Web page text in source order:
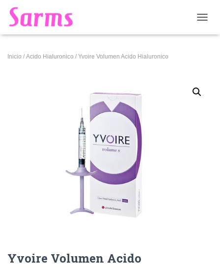
Inicio / Acido Hialuronico / Yvoire Volumen Acido Hialuronico
Yvoire Volumen Acido